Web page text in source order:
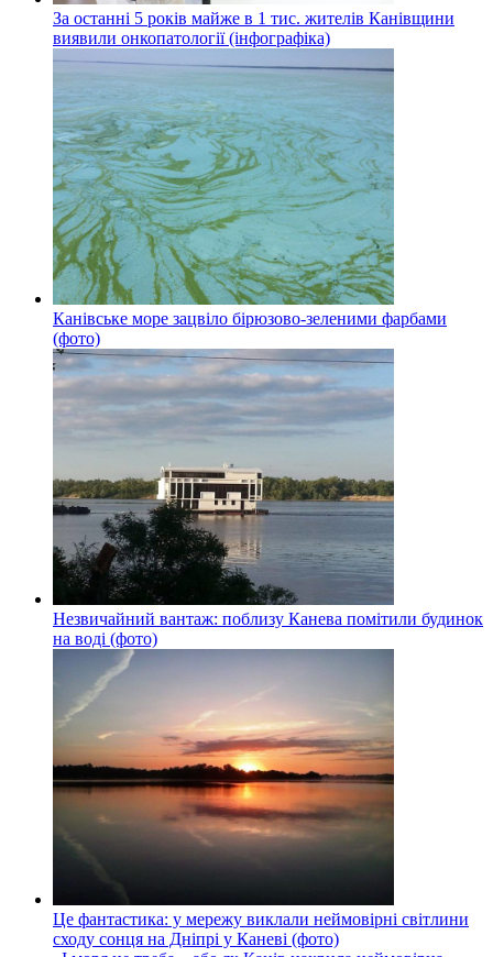
За останні 5 років майже в 1 тис. жителів Канівщини
виявили онкопатології (інфографіка)
Канівське море зацвіло бірюзово-зеленими фарбами
(фото)
Незвичайний вантаж: поблизу Канева помітили будинок
на воді (фото)
Це фантастика: у мережу виклали неймовірні світлини
сходу сонця на Дніпрі у Каневі (фото)